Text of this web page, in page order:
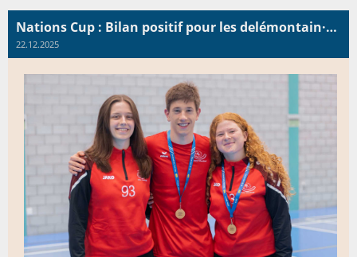
Nations Cup : Bilan positif pour les delémontain·es sélectioné·es en équipe nationale
22.12.2025